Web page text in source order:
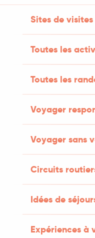
Sites de visites
Toutes les
Toutes les
Voyager
Voyager sans
Circuits
Idées de
Expériences à
erreur